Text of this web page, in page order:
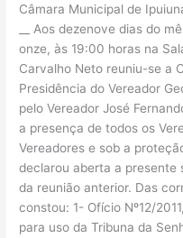
Câmara Municipal de
__ Aos dezenove dias do
onze, às 19:00 horas na
Carvalho Neto reuniu-se a
Presidência do Vereador
pelo Vereador José
a presença de todos os
Vereadores e sob a
declarou aberta a presente
da reunião anterior. Das
constou: 1- Ofício Nº12/
para uso da Tribuna da